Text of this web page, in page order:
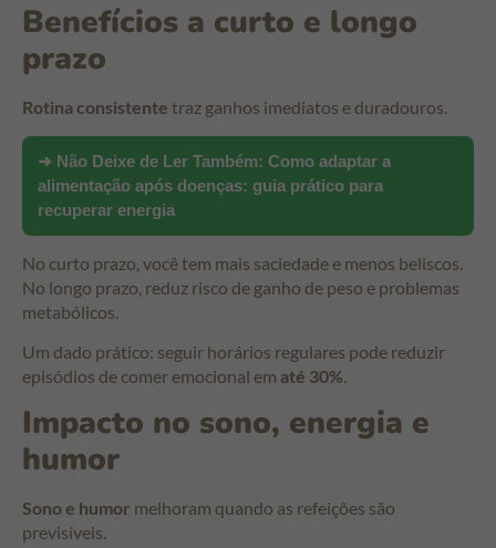
Benefícios a curto e longo
prazo
Rotina consistente traz ganhos imediatos e duradouros.
➜ Não Deixe de Ler Também: Como adaptar a
alimentação após doenças: guia prático para
recuperar energia
No curto prazo, você tem mais saciedade e menos beliscos.
No longo prazo, reduz risco de ganho de peso e problemas
metabólicos.
Um dado prático: seguir horários regulares pode reduzir
episódios de comer emocional em até 30%.
Impacto no sono, energia e
humor
Sono e humor melhoram quando as refeições são
previsíveis.